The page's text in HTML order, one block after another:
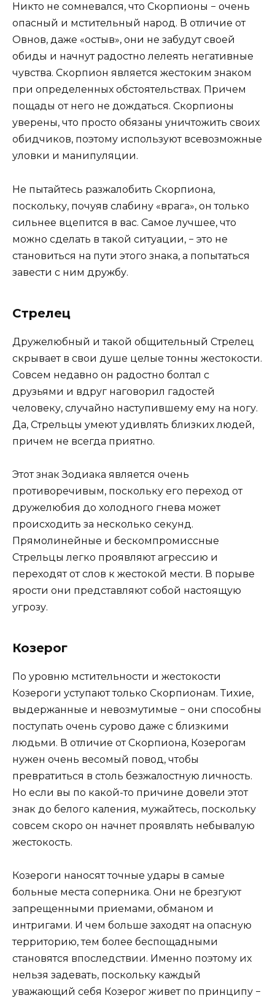
Никто не сомневался, что Скорпионы − очень
опасный и мстительный народ. В отличие от
Овнов, даже «остыв», они не забудут своей
обиды и начнут радостно лелеять негативные
чувства. Скорпион является жестоким знаком
при определенных обстоятельствах. Причем
пощады от него не дождаться. Скорпионы
уверены, что просто обязаны уничтожить своих
обидчиков, поэтому используют всевозможные
уловки и манипуляции.
Не пытайтесь разжалобить Скорпиона,
поскольку, почуяв слабину «врага», он только
сильнее вцепится в вас. Самое лучшее, что
можно сделать в такой ситуации, − это не
становиться на пути этого знака, а попытаться
завести с ним дружбу.
Стрелец
Дружелюбный и такой общительный Стрелец
скрывает в свои душе целые тонны жестокости.
Совсем недавно он радостно болтал с
друзьями и вдруг наговорил гадостей
человеку, случайно наступившему ему на ногу.
Да, Стрельцы умеют удивлять близких людей,
причем не всегда приятно.
Этот знак Зодиака является очень
противоречивым, поскольку его переход от
дружелюбия до холодного гнева может
происходить за несколько секунд.
Прямолинейные и бескомпромиссные
Стрельцы легко проявляют агрессию и
переходят от слов к жестокой мести. В порыве
ярости они представляют собой настоящую
угрозу.
Козерог
По уровню мстительности и жестокости
Козероги уступают только Скорпионам. Тихие,
выдержанные и невозмутимые − они способны
поступать очень сурово даже с близкими
людьми. В отличие от Скорпиона, Козерогам
нужен очень весомый повод, чтобы
превратиться в столь безжалостную личность.
Но если вы по какой-то причине довели этот
знак до белого каления, мужайтесь, поскольку
совсем скоро он начнет проявлять небывалую
жестокость.
Козероги наносят точные удары в самые
больные места соперника. Они не брезгуют
запрещенными приемами, обманом и
интригами. И чем больше заходят на опасную
территорию, тем более беспощадными
становятся впоследствии. Именно поэтому их
нельзя задевать, поскольку каждый
уважающий себя Козерог живет по принципу −